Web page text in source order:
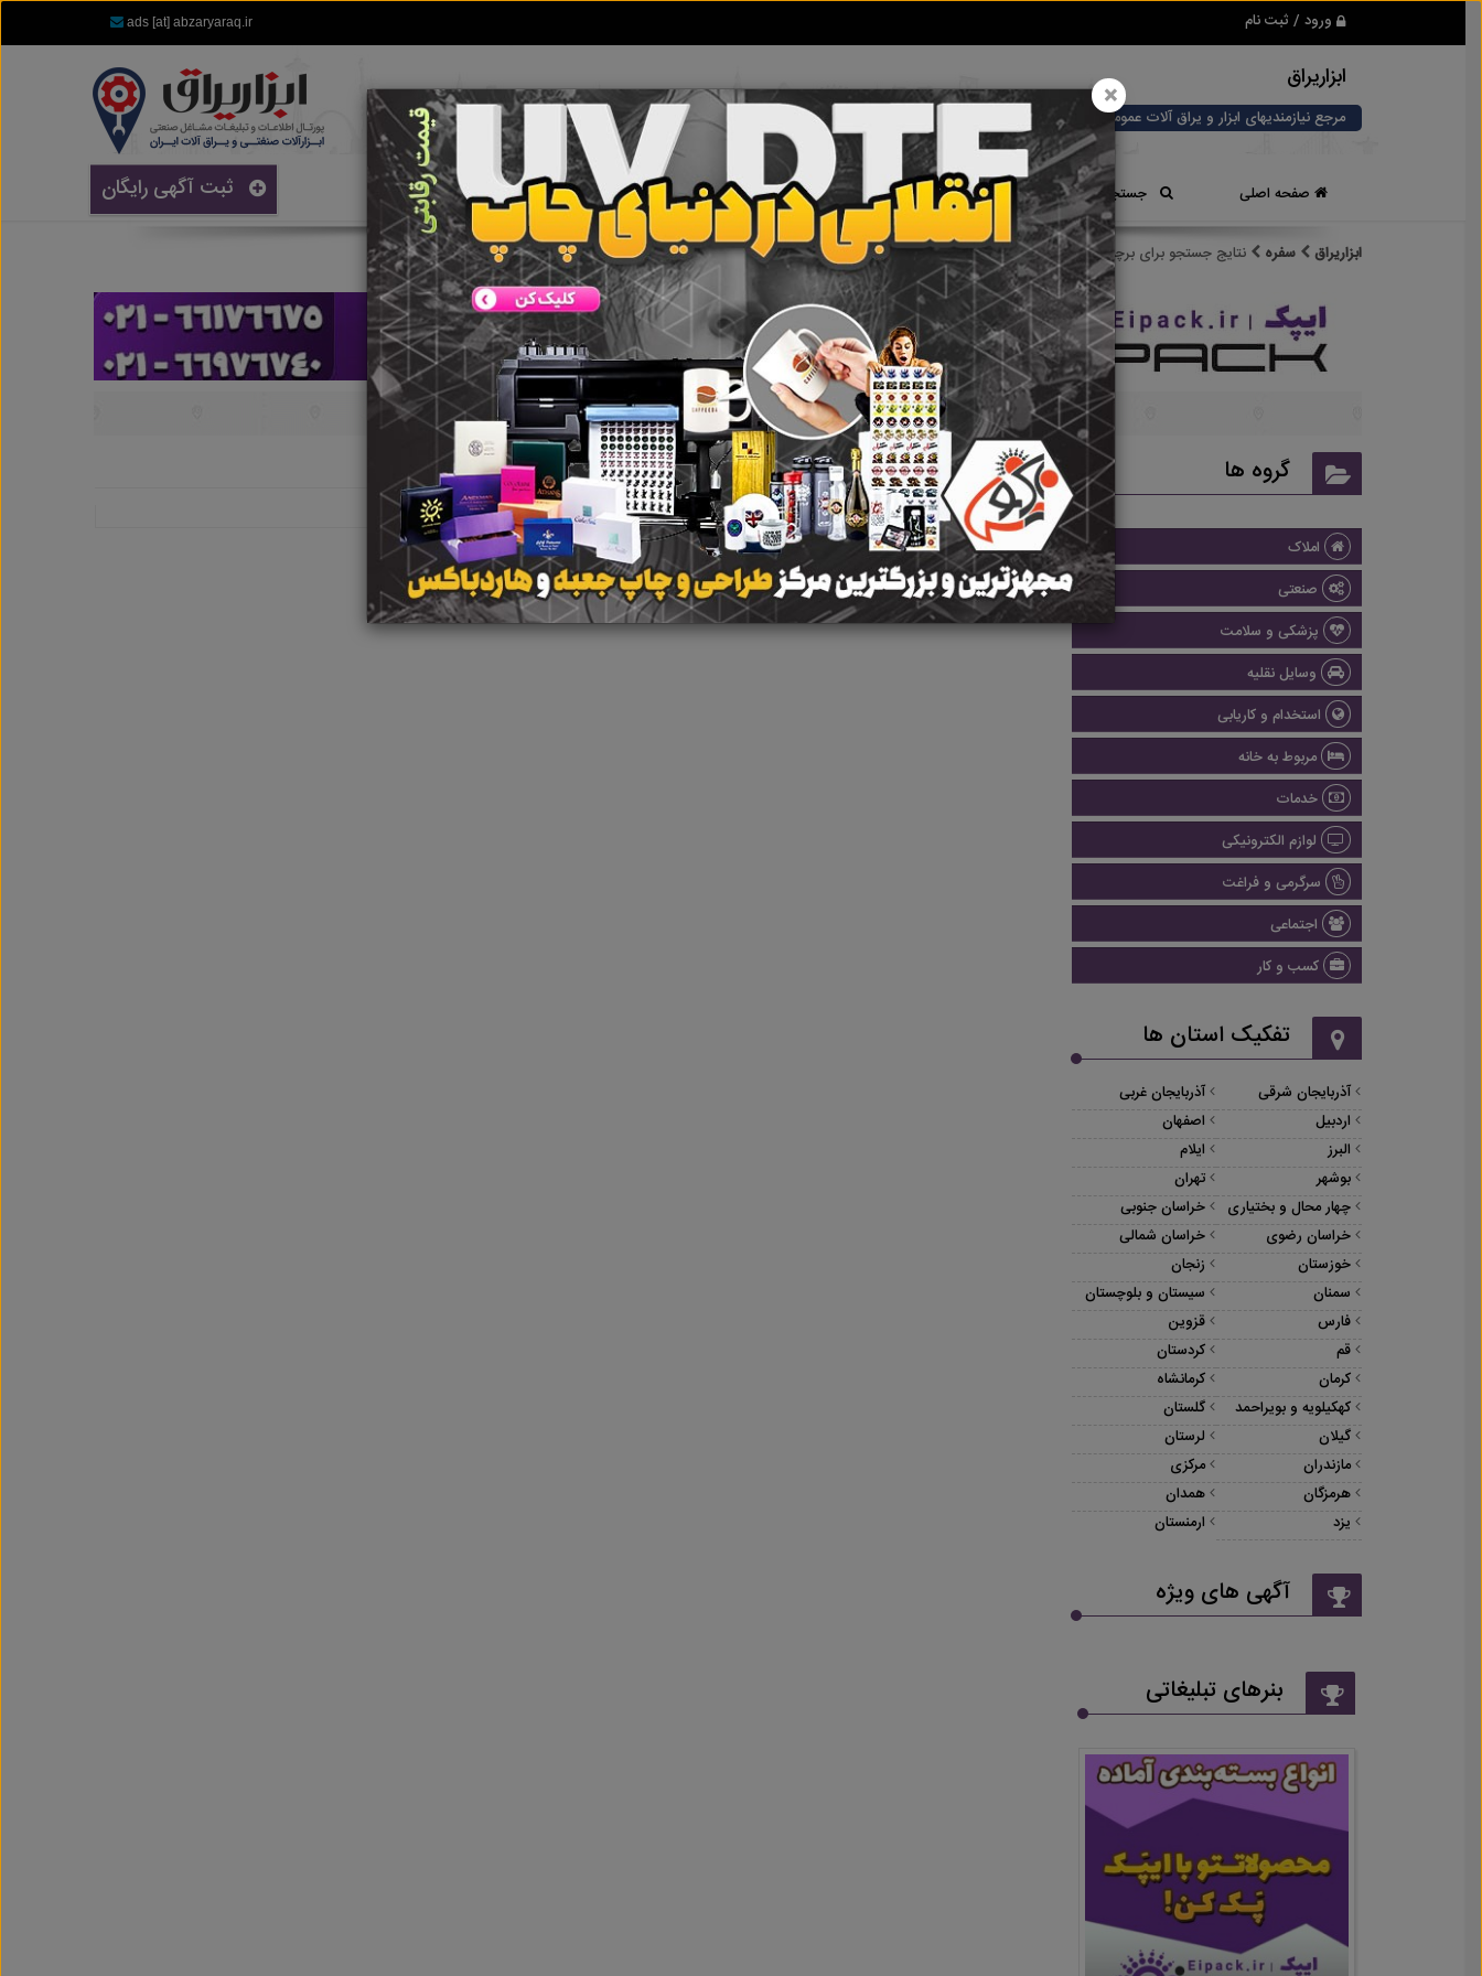
ورود / ثبت نام ads [at] abzaryaraq.ir
ابزاریراق
مرجع نیازمندیهای ابزار و یراق آلات عمومی و صنعتی
صفحه اصلی جستجوی سریع تعرفه آگهی ها خبرهای سایت تماس با ما ثبت آگهی رایگان
ابزاریراق سفره نتایج جستجو برای برچسبسفره
نتایج جستجو برای برچسبسفره گروه ها
املاک
صنعتی
پزشکی و سلامت
وسایل نقلیه
استخدام و کاریابی
مربوط به خانه
خدمات
لوازم الکترونیکی
سرگرمی و فراغت
اجتماعی
کسب و کار
تفکیک استان ها
آذربایجان شرقی
آذربایجان غربی
اردبیل
اصفهان
البرز
ایلام
بوشهر
تهران
چهار محال و بختیاری
خراسان جنوبی
خراسان رضوی
خراسان شمالی
خوزستان
زنجان
سمنان
سیستان و بلوچستان
فارس
قزوین
قم
کردستان
کرمان
کرمانشاه
کهکیلویه و بویراحمد
گلستان
گیلان
لرستان
مازندران
مرکزی
هرمزگان
همدان
یزد
ارمنستان
آگهی های ویژه
بنرهای تبلیغاتی
×